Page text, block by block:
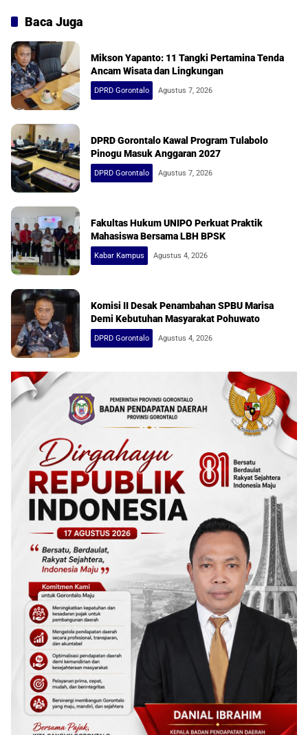
Baca Juga
Mikson Yapanto: 11 Tangki Pertamina Tenda
Ancam Wisata dan Lingkungan
DPRD Gorontalo Agustus 7, 2026
DPRD Gorontalo Kawal Program Tulabolo
Pinogu Masuk Anggaran 2027
DPRD Gorontalo Agustus 7, 2026
Fakultas Hukum UNIPO Perkuat Praktik
Mahasiswa Bersama LBH BPSK
Kabar Kampus Agustus 4, 2026
Komisi II Desak Penambahan SPBU Marisa
Demi Kebutuhan Masyarakat Pohuwato
DPRD Gorontalo Agustus 4, 2026